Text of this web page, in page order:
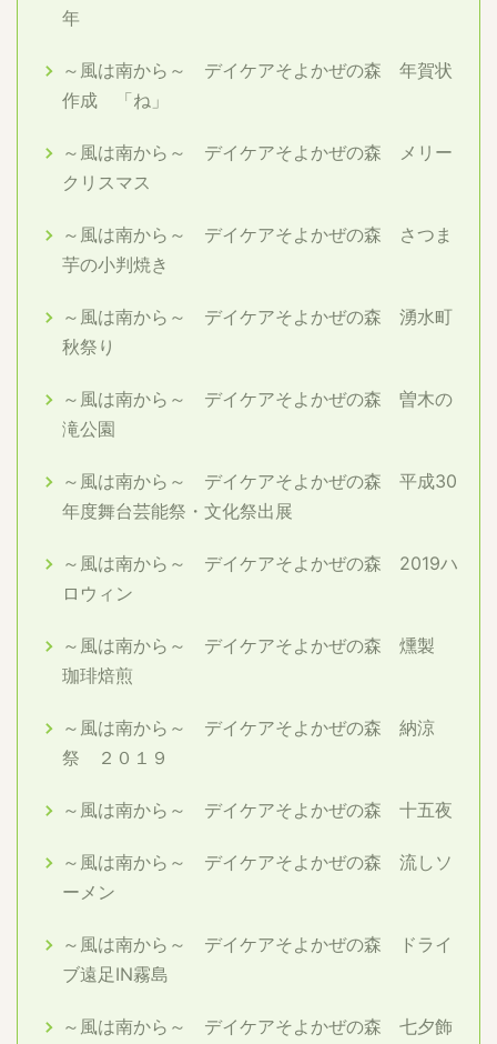
年
～風は南から～ デイケアそよかぜの森 年賀状
作成 「ね」
～風は南から～ デイケアそよかぜの森 メリー
クリスマス
～風は南から～ デイケアそよかぜの森 さつま
芋の小判焼き
～風は南から～ デイケアそよかぜの森 湧水町
秋祭り
～風は南から～ デイケアそよかぜの森 曽木の
滝公園
～風は南から～ デイケアそよかぜの森 平成30
年度舞台芸能祭・文化祭出展
～風は南から～ デイケアそよかぜの森 2019ハ
ロウィン
～風は南から～ デイケアそよかぜの森 燻製
珈琲焙煎
～風は南から～ デイケアそよかぜの森 納涼
祭 ２０１９
～風は南から～ デイケアそよかぜの森 十五夜
～風は南から～ デイケアそよかぜの森 流しソ
ーメン
～風は南から～ デイケアそよかぜの森 ドライ
ブ遠足IN霧島
～風は南から～ デイケアそよかぜの森 七夕飾